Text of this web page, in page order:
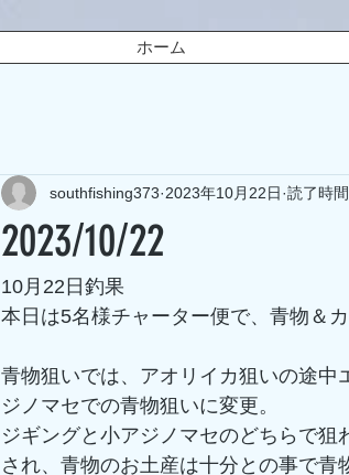
ホーム
2023/10/22
southfishing373 2023年10月22日 読了時
10月22日釣果
本日は5名様チャーター便で、青物＆
青物狙いでは、アオリイカ狙いの途
ジノマセでの青物狙いに変更。
ジギングと小アジノマセのどちらで
され、青物のお土産は十分との事で青